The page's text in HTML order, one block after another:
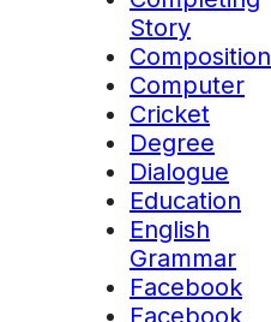
Story
Composition
Computer
Cricket
Degree
Dialogue
Education
English
Grammar
Facebook